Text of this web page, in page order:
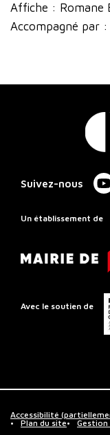
Affiche : Romane
Accompagné par
Suivez-nous
Un établissement de
Avec le soutien de
Accessibilité
Plan du site
Gestion